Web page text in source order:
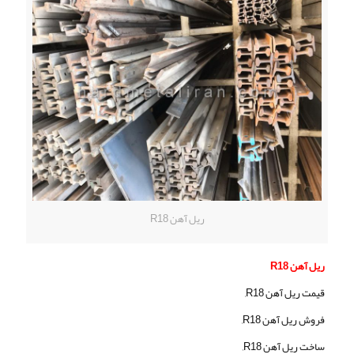
ریل آهن R18
ریل آهن R18
قیمت ریل آهن R18,
فروش ریل آهن R18,
ساخت ریل آهن R18,